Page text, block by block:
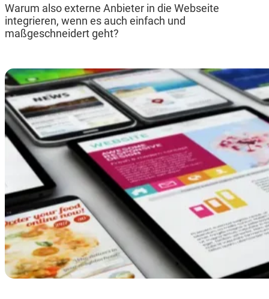
Warum also externe Anbieter in die Webseite
integrieren, wenn es auch einfach und
maßgeschneidert geht?